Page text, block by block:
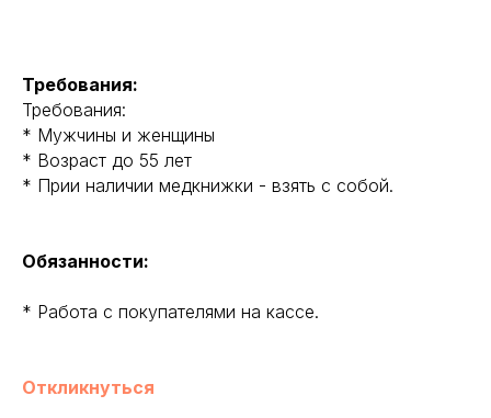
Требования:
Требования:
* Мужчины и женщины
* Возраст до 55 лет
* Прии наличии медкнижки - взять с собой.
Обязанности:
* Работа с покупателями на кассе.
Откликнуться